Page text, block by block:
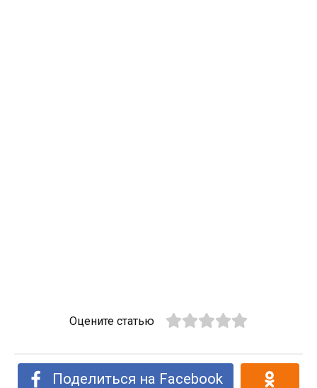
Оцените статью
Поделиться на Facebook